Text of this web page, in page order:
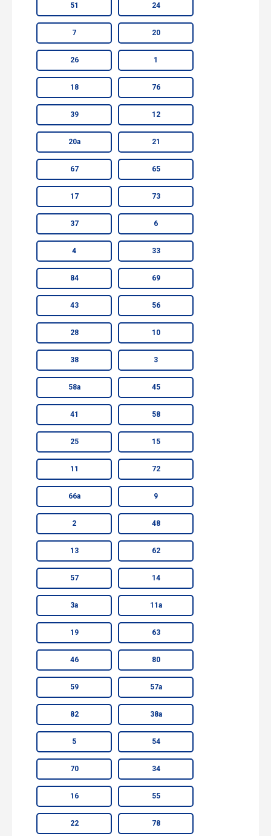
51 24
7 20
26 1
18 76
39 12
20а 21
67 65
17 73
37 6
4 33
84 69
43 56
28 10
38 3
58а 45
41 58
25 15
11 72
66а 9
2 48
13 62
57 14
3а 11а
19 63
46 80
59 57а
82 38а
5 54
70 34
16 55
22 78